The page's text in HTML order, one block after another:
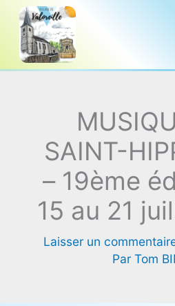
Aller
contenu
SAINT-
– 19ème
15 au 21
Laisser un
Par Tom